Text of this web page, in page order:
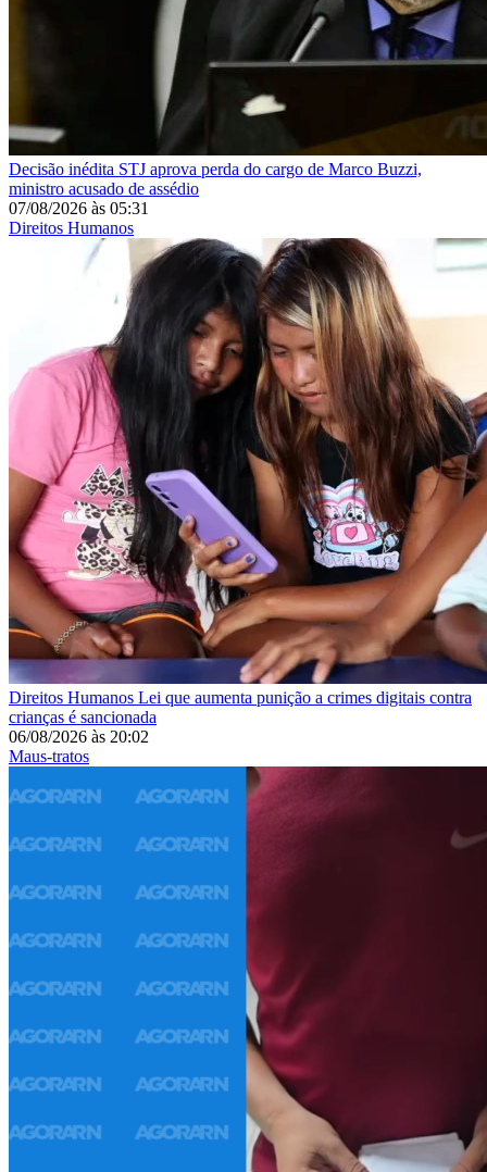
Decisão inédita STJ aprova perda do cargo de Marco Buzzi,
ministro acusado de assédio
07/08/2026 às 05:31
Direitos Humanos
Direitos Humanos Lei que aumenta punição a crimes digitais contra
crianças é sancionada
06/08/2026 às 20:02
Maus-tratos